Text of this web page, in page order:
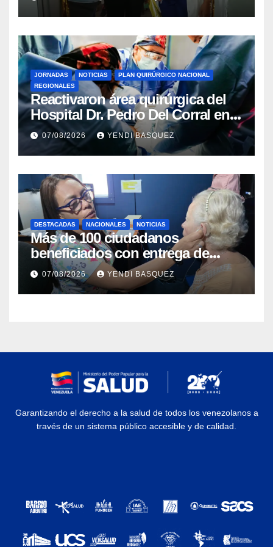
Rincón
JORNADAS NOTICIAS
PLAN QUIRÚRGICO NACIONAL
REGIONALES
Reactivaron área quirúrgica del
Hospital Dr. Pedro Del Corral en
Guárico
07/08/2026 YENDI BASQUEZ
DESTACADAS NACIONALES NOTICIAS
Más de 100 ciudadanos
beneficiados con entrega de
prótesis auditivas en el Centro de
Rehabilitación J.J. Arvelo
07/08/2026 YENDI BASQUEZ
Garantizando el derecho a la salud de todos los venezolanos a
través de un sistema público accesible y de calidad.